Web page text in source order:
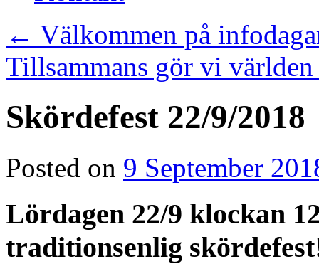
← Välkommen på
Tillsammans gör vi
Skördefest 22/9/2018
Posted on 9 September
Lördagen 22/9 klockan
traditionsenlig